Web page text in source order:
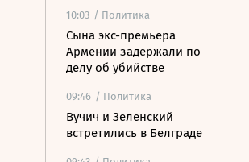
10:03 / Политика
Сына экс-премьера
Армении задержали по
делу об убийстве
09:46 / Политика
Вучич и Зеленский
встретились в Белграде